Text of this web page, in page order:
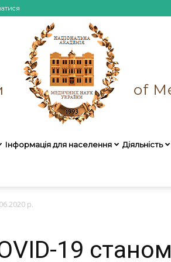
України
Інформація для населення Діяльність
р.
19 станом